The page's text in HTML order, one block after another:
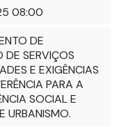
08:00
DE
DE SERVIÇOS
E EXIGÊNCIAS
PARA A
SOCIAL E
URBANISMO.